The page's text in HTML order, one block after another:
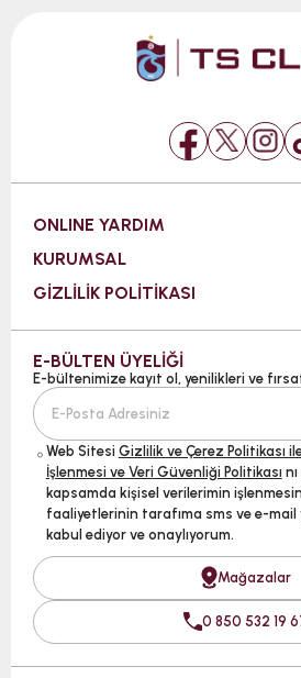
ONLINE YARDIM
KURUMSAL
GİZLİLİK POLİTİKASI
E-BÜLTEN ÜYELİĞİ
E-bültenimize kayıt ol, yenilikleri ve
Web Sitesi Gizlilik ve Çerez Politikası
İşlenmesi ve Veri Güvenliği Politikası
kapsamda kişisel verilerimin
faaliyetlerinin tarafıma sms ve e-mail
kabul ediyor ve onaylıyorum.
Mağazalar
0 850 532 19